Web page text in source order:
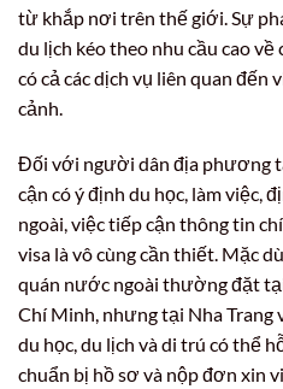
từ khắp nơi trên thế giới. Sự
du lịch kéo theo nhu cầu cao
có cả các dịch vụ liên quan đến
cảnh.
Đối với người dân địa phương
cận có ý định du học, làm việc,
ngoài, việc tiếp cận thông tin
visa là vô cùng cần thiết. Mặc
quán nước ngoài thường đặt
Chí Minh, nhưng tại Nha Trang
du học, du lịch và di trú có thể
chuẩn bị hồ sơ và nộp đơn xin